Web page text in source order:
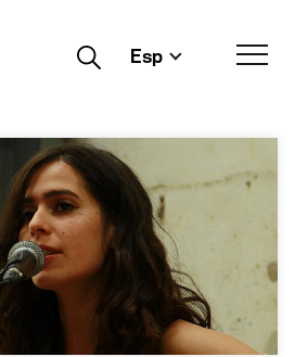
Buscar Esp